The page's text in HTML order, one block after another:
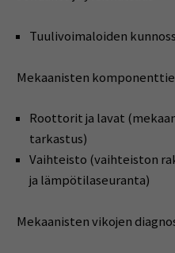
Tuulivoimaloiden
Mekaanisten
Roottorit ja lavat
tarkastus)
Vaihteisto (vaihteiston
ja lämpötilaseuranta)
Mekaanisten vikojen